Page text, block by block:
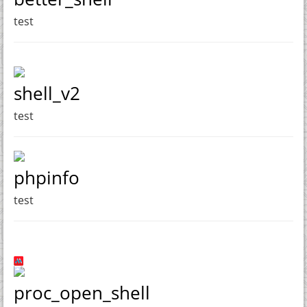
test
shell_v2
test
phpinfo
test
proc_open_shell